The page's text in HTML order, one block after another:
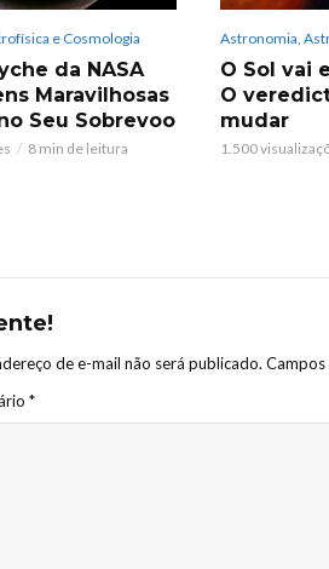
e Cosmologia
da NASA
Maravilhosas
Seu Sobrevoo
8 min de leitura
Astronomia,
O Sol vai
O
mudar
1.500
de e-mail não será publicado.
*